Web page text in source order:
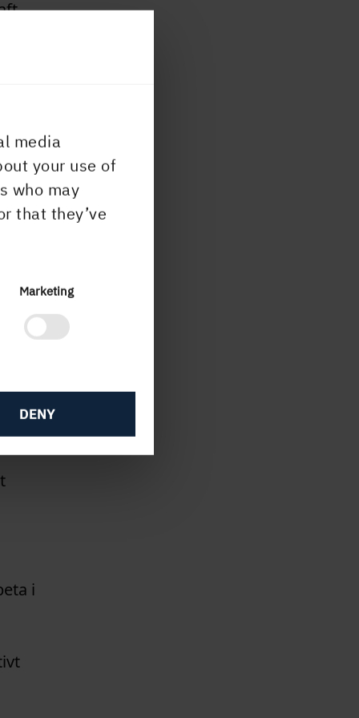
media
your use of
who may
that they’ve
Marketing
DENY
till
i